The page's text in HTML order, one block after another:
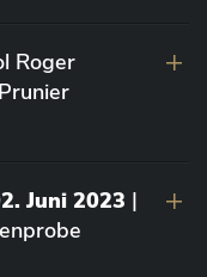
Roger
Juni 2023 |